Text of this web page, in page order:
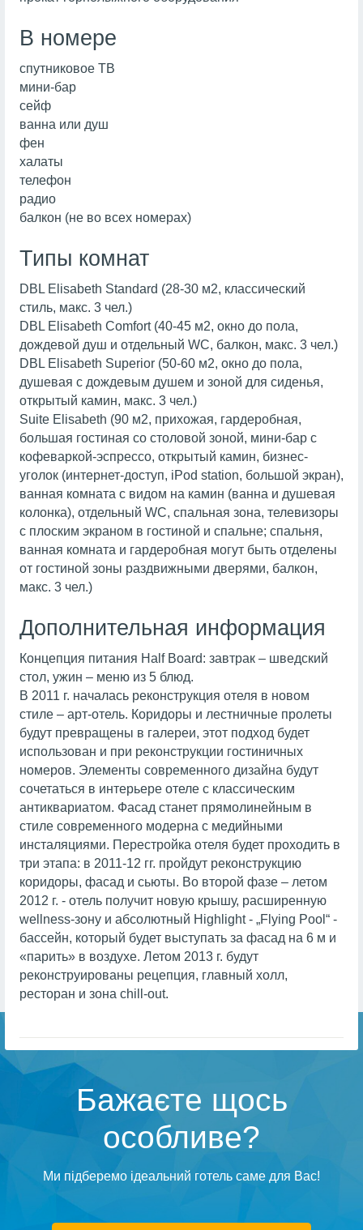
В номере
спутниковое ТВ
мини-бар
сейф
ванна или душ
фен
халаты
телефон
радио
балкон (не во всех номерах)
Типы комнат
DBL Elisabeth Standard (28-30 м2, классический
стиль, макс. 3 чел.)
DBL Elisabeth Comfort (40-45 м2, окно до пола,
дождевой душ и отдельный WC, балкон, макс. 3 чел.)
DBL Elisabeth Superior (50-60 м2, окно до пола,
душевая с дождевым душем и зоной для сиденья,
открытый камин, макс. 3 чел.)
Suite Elisabeth (90 м2, прихожая, гардеробная,
большая гостиная со столовой зоной, мини-бар с
кофеваркой-эспрессо, открытый камин, бизнес-
уголок (интернет-доступ, iPod station, большой экран),
ванная комната с видом на камин (ванна и душевая
колонка), отдельный WC, спальная зона, телевизоры
с плоским экраном в гостиной и спальне; спальня,
ванная комната и гардеробная могут быть отделены
от гостиной зоны раздвижными дверями, балкон,
макс. 3 чел.)
Дополнительная информация
Концепция питания Half Board: завтрак – шведский
стол, ужин – меню из 5 блюд.
В 2011 г. началась реконструкция отеля в новом
стиле – арт-отель. Коридоры и лестничные пролеты
будут превращены в галереи, этот подход будет
использован и при реконструкции гостиничных
номеров. Элементы современного дизайна будут
сочетаться в интерьере отеле с классическим
антиквариатом. Фасад станет прямолинейным в
стиле современного модерна с медийными
инсталяциями. Перестройка отеля будет проходить в
три этапа: в 2011-12 гг. пройдут реконструкцию
коридоры, фасад и сьюты. Во второй фазе – летом
2012 г. - отель получит новую крышу, расширенную
wellness-зону и абсолютный Highlight - „Flying Pool“ -
бассейн, который будет выступать за фасад на 6 м и
«парить» в воздухе. Летом 2013 г. будут
реконструированы рецепция, главный холл,
ресторан и зона chill-out.
Бажаєте щось
особливе?
Ми підберемо ідеальний готель саме для Вас!